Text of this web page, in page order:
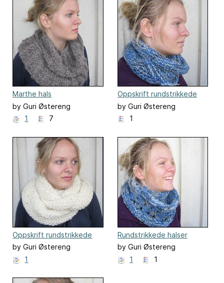
Marthe hals
by Guri Østereng
Halvorsen
1 7
Oppskrift rundstrikkede
halser
by Guri Østereng
Halvorsen
1
Oppskrift rundstrikkede
halser
by Guri Østereng
Halvorsen
1
Rundstrikkede halser
by Guri Østereng
Halvorsen
1 1